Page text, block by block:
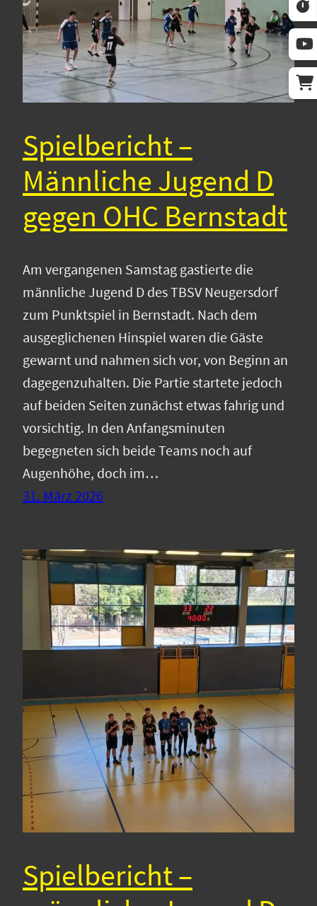
Spielbericht –
Männliche Jugend D
gegen OHC Bernstadt
Am vergangenen Samstag gastierte die
männliche Jugend D des TBSV Neugersdorf
zum Punktspiel in Bernstadt. Nach dem
ausgeglichenen Hinspiel waren die Gäste
gewarnt und nahmen sich vor, von Beginn an
dagegenzuhalten. Die Partie startete jedoch
auf beiden Seiten zunächst etwas fahrig und
vorsichtig. In den Anfangsminuten
begegneten sich beide Teams noch auf
Augenhöhe, doch im…
31. März 2026
Spielbericht –